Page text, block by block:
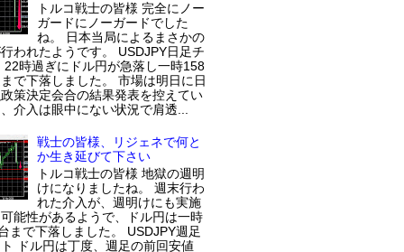
トルコ戦士の皆様 完全にノー
ガードにノーガードでした
ね。 日本当局によるまさかの
われたようです。 USDJPY日足チ
22時過ぎにドル円が急落し一時158
で下落しました。 市場は明日に日
策決定会合の結果発表を控えてい
介入は眼中にない状況で肩透...
戦士の皆様、リジェネで何と
か生き延びて下さい
トルコ戦士の皆様 地獄の週明
けになりましたね。 週末行わ
れた介入が、週明けにも実施
能性があるようで、ドル円は一時
まで下落しました。 USDJPY週足
ドル円は丁度、週足の前回安値